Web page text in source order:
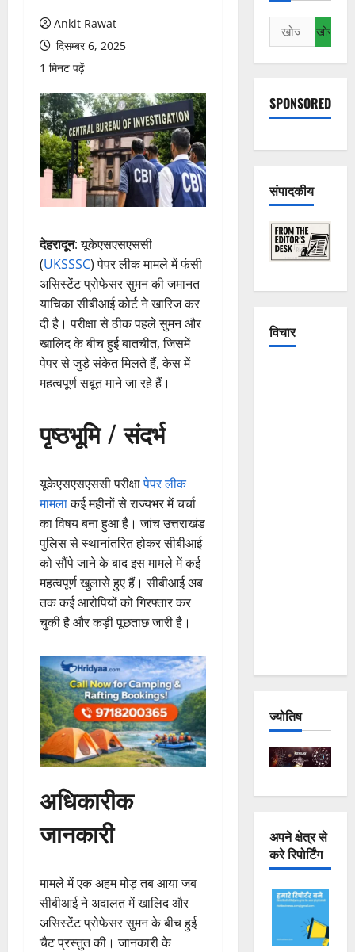
Ankit Rawat
दिसम्बर 6, 2025
1 मिनट पढ़ें
देहरादून: यूकेएसएसएससी
(UKSSSC) पेपर लीक मामले में फंसी
असिस्टेंट प्रोफेसर सुमन की जमानत
याचिका सीबीआई कोर्ट ने खारिज कर
दी है। परीक्षा से ठीक पहले सुमन और
खालिद के बीच हुई बातचीत, जिसमें
पेपर से जुड़े संकेत मिलते हैं, केस में
महत्वपूर्ण सबूत माने जा रहे हैं।
पृष्ठभूमि / संदर्भ
यूकेएसएसएससी परीक्षापेपर लीक
मामलाकई महीनों से राज्यभर में चर्चा
का विषय बना हुआ है। जांच उत्तराखंड
पुलिस से स्थानांतरित होकर सीबीआई
को सौंपे जाने के बाद इस मामले में कई
महत्वपूर्ण खुलासे हुए हैं। सीबीआई अब
तक कई आरोपियों को गिरफ्तार कर
चुकी है और कड़ी पूछताछ जारी है।
अधिकारीक
जानकारी
मामले में एक अहम मोड़ तब आया जब
सीबीआई ने अदालत में खालिद और
असिस्टेंट प्रोफेसर सुमन के बीच हुई
चैट प्रस्तुत की। जानकारी के
निम्न
को
खोजें:
SPONSORED
संपादकीय
विचार
ज्योतिष
अपने क्षेत्र से
करे रिपोर्टिंग